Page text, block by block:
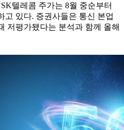
텔레콤 주가는 8월 중순부터
고 있다. 증권사들은 통신 본업
저평가됐다는 분석과 함께 올해